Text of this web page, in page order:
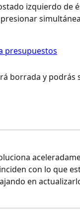
izquierdo de
borrada y
con lo que
en